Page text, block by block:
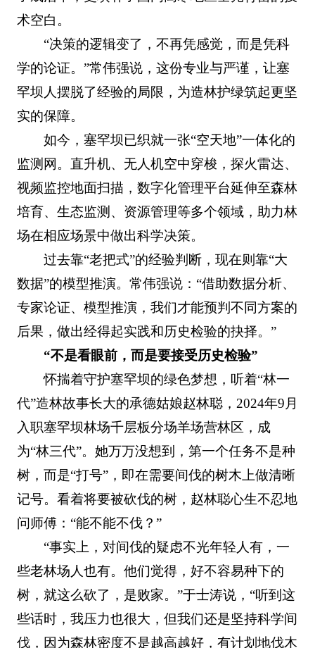
术空白。
“决策的逻辑变了，不再凭感觉，而是凭科
学的论证。”常伟强说，这份专业与严谨，让塞
罕坝人摆脱了经验的局限，为造林护绿筑起更坚
实的保障。
如今，塞罕坝已织就一张“空天地”一体化的
监测网。直升机、无人机空中穿梭，探火雷达、
视频监控地面扫描，数字化管理平台延伸至森林
培育、生态监测、资源管理等多个领域，助力林
场在相应场景中做出科学决策。
过去靠“老把式”的经验判断，现在则靠“大
数据”的模型推演。常伟强说：“借助数据分析、
专家论证、模型推演，我们才能预判不同方案的
后果，做出经得起实践和历史检验的抉择。”
“不是看眼前，而是要接受历史检验”
怀揣着守护塞罕坝的绿色梦想，听着“林一
代”造林故事长大的承德姑娘赵林聪，2024年9月
入职塞罕坝林场千层板分场羊场营林区，成
为“林三代”。她万万没想到，第一个任务不是种
树，而是“打号”，即在需要间伐的树木上做清晰
记号。看着将要被砍伐的树，赵林聪心生不忍地
问师傅：“能不能不伐？”
“事实上，对间伐的疑虑不光年轻人有，一
些老林场人也有。他们觉得，好不容易种下的
树，就这么砍了，是败家。”于士涛说，“听到这
些话时，我压力也很大，但我们还是坚持科学间
伐，因为森林密度不是越高越好，有计划地伐木